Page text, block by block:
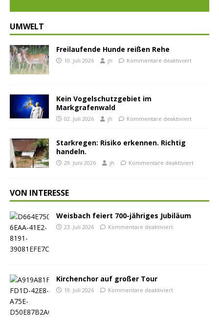
UMWELT
Freilaufende Hunde reißen Rehe
10. Juli 2026 jh Kommentare deaktiviert
Kein Vogelschutzgebiet im
Markgrafenwald
02. Juli 2026 jh Kommentare deaktiviert
Starkregen: Risiko erkennen. Richtig
handeln.
29. Juni 2026 jh Kommentare deaktiviert
VON INTERESSE
Weisbach feiert 700-jähriges Jubiläum
23. Juli 2026 Kommentare deaktiviert
Kirchenchor auf großer Tour
19. Juli 2026 Kommentare deaktiviert